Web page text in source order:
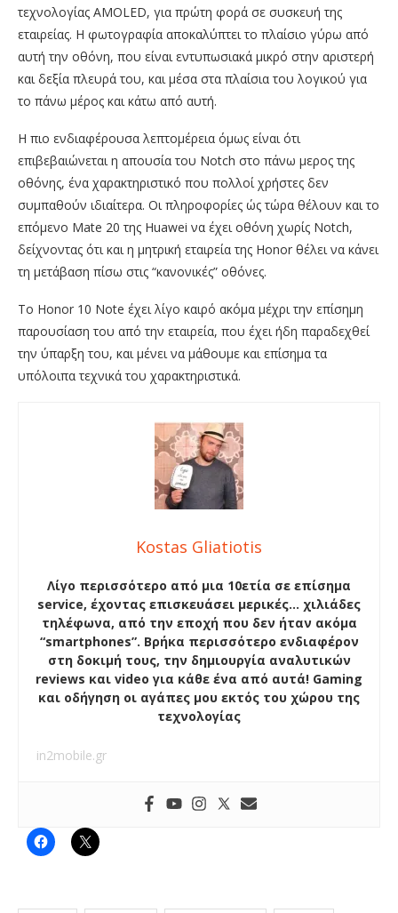
τεχνολογίας AMOLED, για πρώτη φορά σε συσκευή της
εταιρείας. Η φωτογραφία αποκαλύπτει το πλαίσιο γύρω από
αυτή την οθόνη, που είναι εντυπωσιακά μικρό στην αριστερή
και δεξία πλευρά του, και μέσα στα πλαίσια του λογικού για
το πάνω μέρος και κάτω από αυτή.
Η πιο ενδιαφέρουσα λεπτομέρεια όμως είναι ότι
επιβεβαιώνεται η απουσία του Notch στο πάνω μερος της
οθόνης, ένα χαρακτηριστικό που πολλοί χρήστες δεν
συμπαθούν ιδιαίτερα. Οι πληροφορίες ώς τώρα θέλουν και το
επόμενο Mate 20 της Huawei να έχει οθόνη χωρίς Notch,
δείχνοντας ότι και η μητρική εταιρεία της Honor θέλει να κάνει
τη μετάβαση πίσω στις “κανονικές” οθόνες.
Το Honor 10 Note έχει λίγο καιρό ακόμα μέχρι την επίσημη
παρουσίαση του από την εταιρεία, που έχει ήδη παραδεχθεί
την ύπαρξη του, και μένει να μάθουμε και επίσημα τα
υπόλοιπα τεχνικά του χαρακτηριστικά.
Kostas Gliatiotis
Λίγο περισσότερο από μια 10ετία σε επίσημα
service, έχοντας επισκευάσει μερικές… χιλιάδες
τηλέφωνα, από την εποχή που δεν ήταν ακόμα
“smartphones”. Βρήκα περισσότερο ενδιαφέρον
στη δοκιμή τους, την δημιουργία αναλυτικών
reviews και video για κάθε ένα από αυτά! Gaming
και οδήγηση οι αγάπες μου εκτός του χώρου της
τεχνολογίας
in2mobile.gr